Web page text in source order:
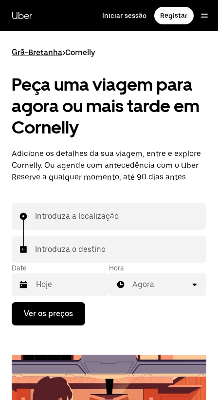
para
conteúdo
Uber Iniciar sessão Registar
Grã-Bretanha>Cornelly
Peça uma viagem para
agora ou mais tarde em
Cornelly
Adicione os detalhes da sua viagem, entre e explore
Cornelly. Ou agende com antecedência com o Uber
Reserve a qualquer momento, até 90 dias antes.
Introduza a localização
Introduza o destino
Date
Prima
tecla
interagir
o
calendário
Hora
Agora
Ver os preços